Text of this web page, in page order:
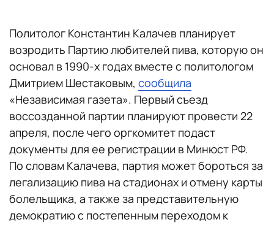
Политолог Константин Калачев планирует
возродить Партию любителей пива, которую он
основал в 1990-х годах вместе с политологом
Дмитрием Шестаковым, сообщила
«Независимая газета». Первый съезд
воссозданной партии планируют провести 22
апреля, после чего оргкомитет подаст
документы для ее регистрации в Минюст РФ.
По словам Калачева, партия может бороться за
легализацию пива на стадионах и отмену карты
болельщика, а также за представительную
демократию с постепенным переходом к